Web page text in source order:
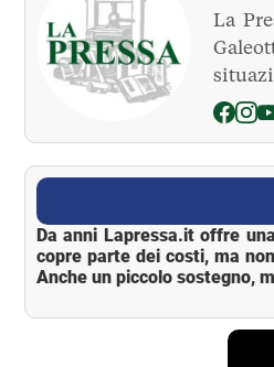
La
La Pressa
Da anni Lapressa.it offre
copre parte dei costi, ma
Anche un piccolo sostegno,